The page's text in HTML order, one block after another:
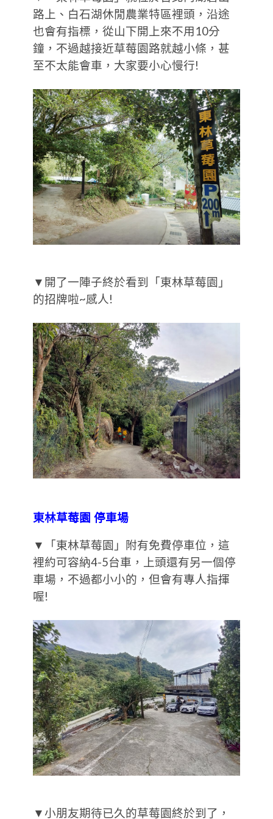
路上、白石湖休閒農業特區裡頭，沿途
也會有指標，從山下開上來不用10分
鐘，不過越接近草莓園路就越小條，甚
至不太能會車，大家要小心慢行!
▼開了一陣子終於看到「東林草莓園」
的招牌啦~感人!
東林草莓園 停車場
▼「東林草莓園」附有免費停車位，這
裡約可容納4-5台車，上頭還有另一個停
車場，不過都小小的，但會有專人指揮
喔!
▼小朋友期待已久的草莓園終於到了，